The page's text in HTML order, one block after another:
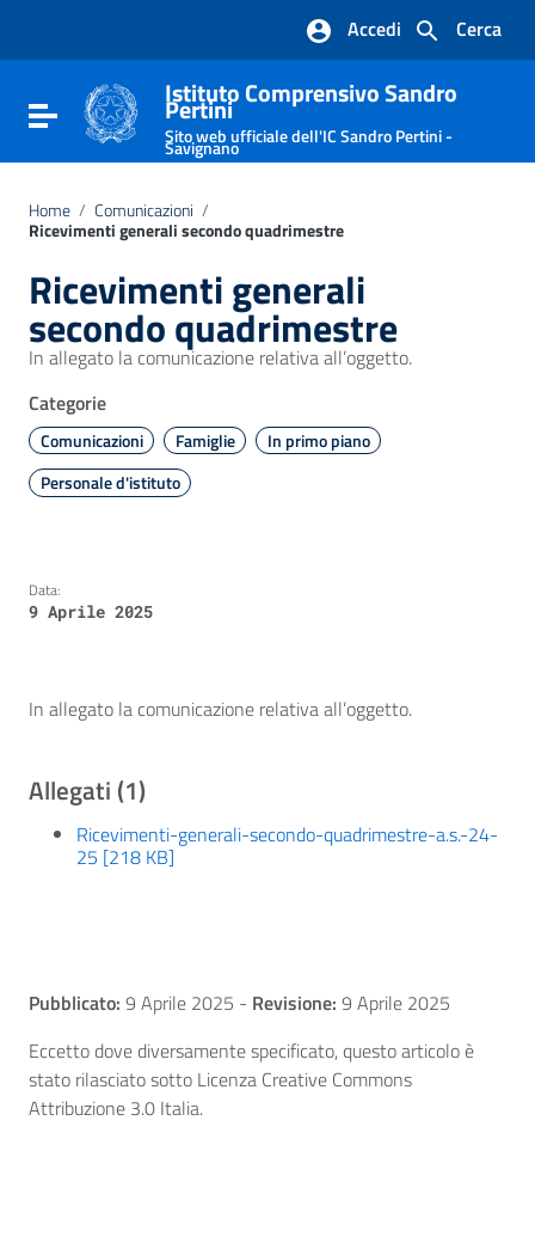
Vai al footer
Cerca
Accedi
Attiva / disattiva la navigazione
Istituto Comprensivo Sandro
Pertini
Sito web ufficiale dell'IC Sandro Pertini -
Savignano
Home / Comunicazioni /
Ricevimenti generali secondo quadrimestre
Ricevimenti generali
secondo quadrimestre
In allegato la comunicazione relativa all’oggetto.
Categorie
Comunicazioni Famiglie
In primo piano
Personale d'istituto
Data:
9 Aprile 2025
In allegato la comunicazione relativa all’oggetto.
Allegati (1)
Ricevimenti-generali-secondo-quadrimestre-a.s.-24-
25 [218 KB]
Pubblicato: 9 Aprile 2025 - Revisione: 9 Aprile 2025
Eccetto dove diversamente specificato, questo articolo è
stato rilasciato sotto Licenza Creative Commons
Attribuzione 3.0 Italia.